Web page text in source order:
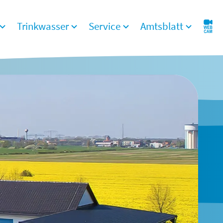
Trinkwasser Service Amtsblatt